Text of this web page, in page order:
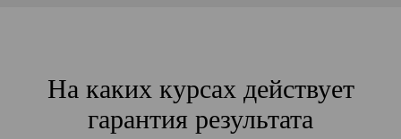
На каких курсах действует
гарантия результата